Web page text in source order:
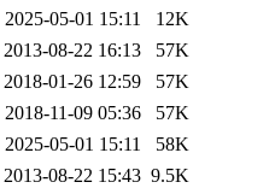
2025-05-01 15:11
12K
2013-08-22 16:13
57K
2018-01-26 12:59
57K
2018-11-09 05:36
57K
2025-05-01 15:11
58K
2013-08-22 15:43 9.5K